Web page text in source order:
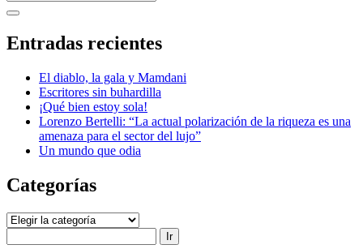
Barra
lateral
abrir
lateral
Entradas recientes
El diablo, la gala y Mamdani
Escritores sin buhardilla
¡Qué bien estoy sola!
Lorenzo Bertelli: “La actual polarización de la riqueza es una
amenaza para el sector del lujo”
Un mundo que odia
Categorías
Categorías